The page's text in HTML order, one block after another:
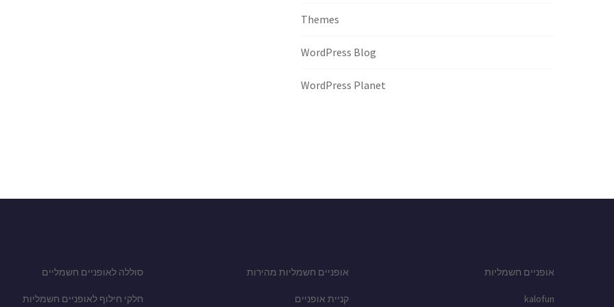
Themes
WordPress Blog
WordPress Planet
אופניים חשמליות
kalofun
אופניים חשמליות מהירות
קניית אופניים
סוללה לאופניים חשמליים
חלקי חילוף לאופניים חשמליות